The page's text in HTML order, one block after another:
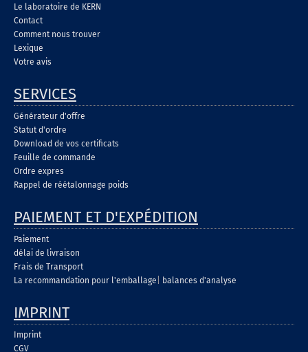
Le laboratoire de KERN
Contact
Comment nous trouver
Lexique
Votre avis
SERVICES
Générateur d'offre
Statut d'ordre
Download de vos certificats
Feuille de commande
Ordre expres
Rappel de réétalonnage poids
PAIEMENT ET D'EXPÉDITION
Paiement
délai de livraison
Frais de Transport
La recommandation pour l'emballage
balances d'analyse
IMPRINT
Imprint
CGV